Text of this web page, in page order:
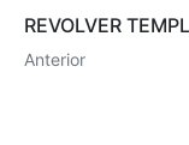
REVOLVER
Anterior